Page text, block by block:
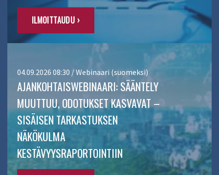
ILMOITTAUDU ›
04.09.2026 08:30 / Webinaari (suomeksi)
AJANKOHTAISWEBINAARI: SÄÄNTELY
MUUTTUU, ODOTUKSET KASVAVAT –
SISÄISEN TARKASTUKSEN
NÄKÖKULMA
KESTÄVYYSRAPORTOINTIIN